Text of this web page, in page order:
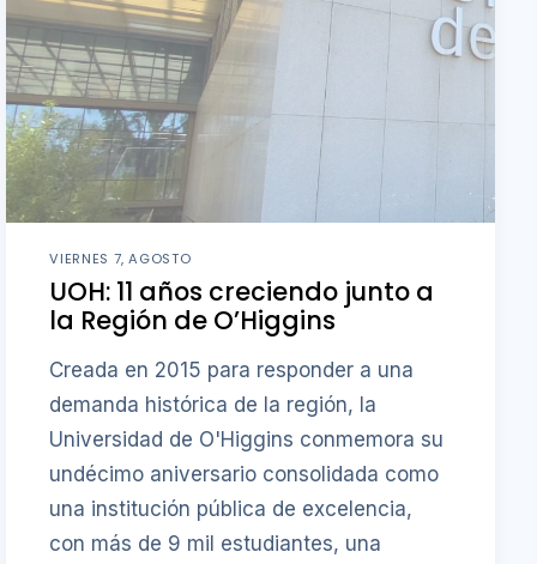
VIERNES 7, AGOSTO
UOH: 11 años creciendo junto a
la Región de O’Higgins
Creada en 2015 para responder a una
demanda histórica de la región, la
Universidad de O'Higgins conmemora su
undécimo aniversario consolidada como
una institución pública de excelencia,
con más de 9 mil estudiantes, una